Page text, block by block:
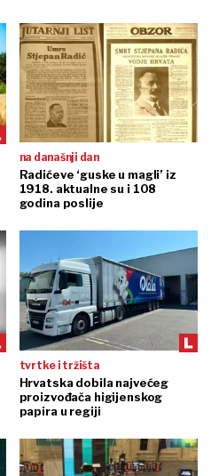
na današnji dan
Radićeve ‘guske u magli’ iz
1918. aktualne su i 108
godina poslije
tvrtke i tržišta
Hrvatska dobila najvećeg
proizvođača higijenskog
papira u regiji